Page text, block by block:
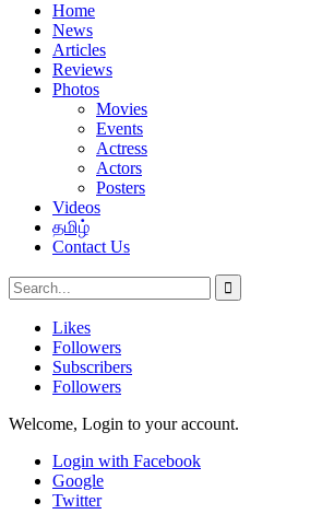
Home
News
Articles
Reviews
Photos
Movies
Events
Actress
Actors
Posters
Videos
தமிழ்
Contact Us
Likes
Followers
Subscribers
Followers
Welcome, Login to your account.
Login with Facebook
Google
Twitter